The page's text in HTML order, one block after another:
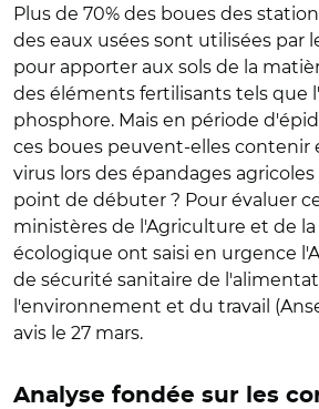
Plus de 70% des boues des
des eaux usées sont utilisées par
pour apporter aux sols de la
des éléments fertilisants tels que
phosphore. Mais en période
ces boues peuvent-elles contenir
virus lors des épandages
point de débuter ? Pour évaluer
ministères de l'Agriculture et de la
écologique ont saisi en urgence
de sécurité sanitaire de
l'environnement et du travail
avis le 27 mars.
Analyse fondée sur les